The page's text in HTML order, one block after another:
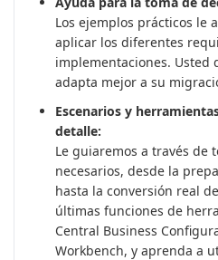
Los ejemplos prácticos le
aplicar los diferentes
implementaciones. Usted
adapta mejor a su
Escenarios y
detalle:
Le guiaremos a través de
necesarios, desde la
hasta la conversión real
últimas funciones de
Central Business
Workbench, y aprenda a